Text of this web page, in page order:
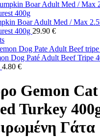
Boar Adult Med / Max
400g 29.90 €
Dog Paté Adult Beef Tripe
4.80 €
Gemon
Turkey
Γάτα